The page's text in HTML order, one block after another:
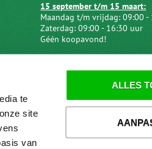
te
site
van
ALLES
15 september t/m 15 maart:
Maandag t/m vrijdag: 09:00 -
Zaterdag: 09:00 - 16:30 uur
Géén koopavond!